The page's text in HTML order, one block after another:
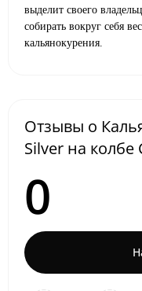
выделит своего
собирать вокруг себя
кальянокурения.
Отзывы о
Silver на колбе
0